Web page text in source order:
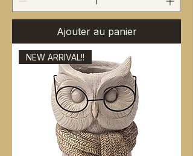
Ajouter au panier
NEW ARRIVAL!!